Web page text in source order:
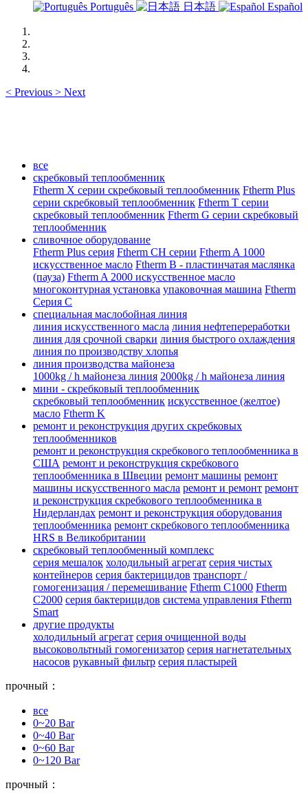
Português
日本語 Español
< Previous > Next
все
скребковый теплообменник
Ftherm X серии скребковый теплообменник Ftherm Plus
серии скребковый теплообменник Ftherm T серии
скребковый теплообменник Ftherm G серии скребковый
теплообменник
сливочное оборудование
Ftherm Plus серия Ftherm CH серии Ftherm A 1000
искусственное масло Ftherm B - пластинчатая маслянка
(пауза) Ftherm A 2000 искусственное масло
многоконтурная установка упаковочная машина Ftherm
Серия C
специальная маслобойная линия
линия искусственного масла линия нефтепереработки
линия для срочной сварки линия быстрого охлаждения
линия по производству хлопья
линия производства майонеза
1000kg / h майонеза линия 2000kg / h майонеза линия
мини - скребковый теплообменник
скребковый теплообменник искусственное (желтое)
масло Ftherm K
ремонт и реконструкция других скребковых
теплообменников
ремонт и реконструкция скребкового теплообменника в
США ремонт и реконструкция скребкового
теплообменника в Швеции ремонт машины ремонт
машины искусственного масла ремонт и ремонт ремонт
и реконструкция скребкового теплообменника в
Нидерландах ремонт и реконструкция оборудования
теплообменника ремонт скребкового теплообменника
HRS в Великобритании
скребковый теплообменный комплекс
серия мешалок холодильный агрегат серия чистых
контейнеров серия бактерицидов транспорт /
гомогенизация / перемешивание Ftherm C1000 Ftherm
C2000 серия бактерицидов система управления Ftherm
Smart
другие продукты
холодильный агрегат серия очищенной воды
высоковольтный гомогенизатор серия нагнетательных
насосов рукавный фильтр серия пластырей
прочный：
все
0~20 Bar
0~40 Bar
0~60 Bar
0~120 Bar
прочный：